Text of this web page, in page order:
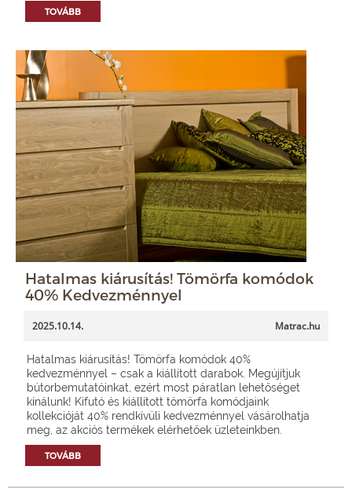
TOVÁBB
Hatalmas kiárusítás! Tömörfa komódok
40% Kedvezménnyel
2025.10.14. Matrac.hu
Hatalmas kiárusítás! Tömörfa komódok 40%
kedvezménnyel – csak a kiállított darabok. Megújítjuk
bútorbemutatóinkat, ezért most páratlan lehetőséget
kínálunk! Kifutó és kiállított tömörfa komódjaink
kollekcióját 40% rendkívüli kedvezménnyel vásárolhatja
meg, az akciós termékek elérhetőek üzleteinkben.
TOVÁBB